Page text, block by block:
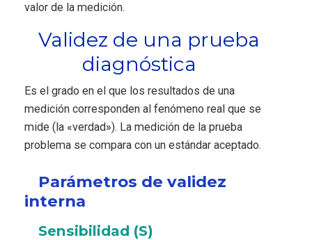
valor de la medición.
Validez de una prueba
diagnóstica
Es el grado en el que los resultados de una
medición corresponden al fenómeno real que se
mide (la «verdad»). La medición de la prueba
problema se compara con un estándar aceptado.
Parámetros de validez
interna
Sensibilidad (S)